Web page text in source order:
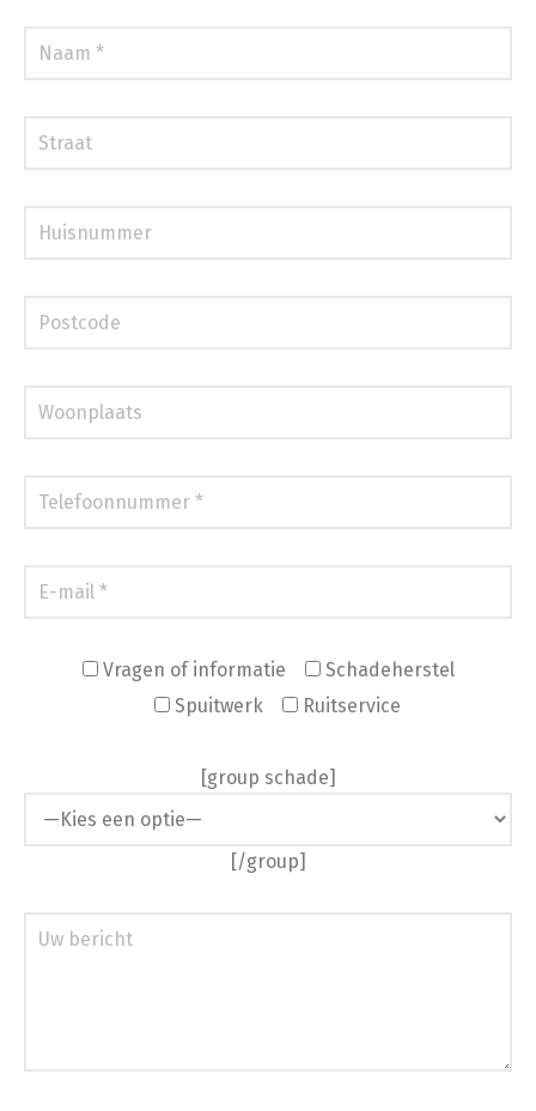
Vragen of informatie
Schadeherstel
Spuitwerk
Ruitservice
[group schade]
[/group]